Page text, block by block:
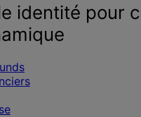
identité pour